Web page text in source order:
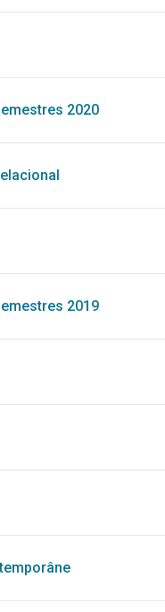
2020
2019